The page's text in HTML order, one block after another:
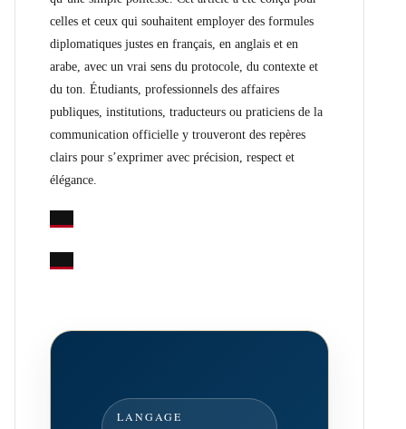
celles et ceux qui souhaitent employer des formules
diplomatiques justes en français, en anglais et en
arabe, avec un vrai sens du protocole, du contexte et
du ton. Étudiants, professionnels des affaires
publiques, institutions, traducteurs ou praticiens de la
communication officielle y trouveront des repères
clairs pour s’exprimer avec précision, respect et
élégance.
LANGAGE